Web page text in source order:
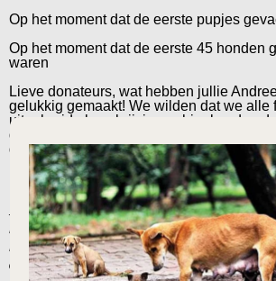
Op het moment dat de eerste pupjes
Op het moment dat de eerste 45 honden
waren
Lieve donateurs, wat hebben jullie
gelukkig gemaakt! We wilden dat we alle
uitgebreide beschrijvingen hier konden
denken dat alleen al het bovenstaande al
geeft.
Nog maar even Andreea aan het woord:
I wish u all the best in world! I
mire years! You are one in a
hope God will give back to u all the
animals🙏